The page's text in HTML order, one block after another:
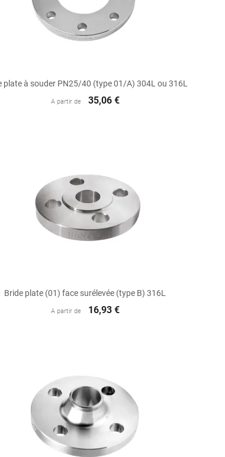
Aperçu rapide
plate à souder PN25/40 (type 01/A) 304L ou 316L
A partir de 35,06 €
Aperçu rapide
Bride plate (01) face surélevée (type B) 316L
A partir de 16,93 €